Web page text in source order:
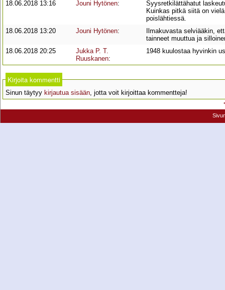
18.06.2018 13:16
Jouni Hytönen:
Syysretkilättähatut
Kuinkas pitkä siitä on
poislähtiessä.
18.06.2018 13:20
Jouni Hytönen:
Ilmakuvasta selviääkin,
tainneet muuttua ja
18.06.2018 20:25
Jukka P. T.
Ruuskanen:
1948 kuulostaa hyvinkin
Kirjoita kommentti
Sinun täytyy kirjautua sisään, jotta voit kirjoittaa kommentteja!